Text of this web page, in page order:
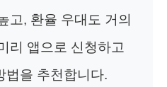
고, 환율 우대도 거의
리 앱으로 신청하고
법을 추천합니다.